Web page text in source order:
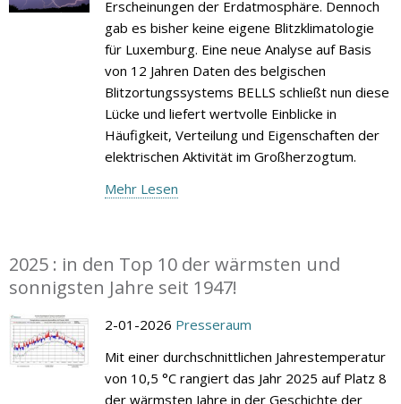
Erscheinungen der Erdatmosphäre. Dennoch
gab es bisher keine eigene Blitzklimatologie
für Luxemburg. Eine neue Analyse auf Basis
von 12 Jahren Daten des belgischen
Blitzortungssystems BELLS schließt nun diese
Lücke und liefert wertvolle Einblicke in
Häufigkeit, Verteilung und Eigenschaften der
elektrischen Aktivität im Großherzogtum.
Mehr Lesen
2025 : in den Top 10 der wärmsten und
sonnigsten Jahre seit 1947!
2-01-2026 Presseraum
Mit einer durchschnittlichen Jahrestemperatur
von 10,5 °C rangiert das Jahr 2025 auf Platz 8
der wärmsten Jahre in der Geschichte der